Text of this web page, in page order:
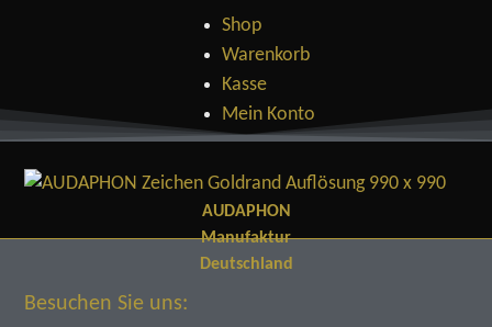
Shop
Warenkorb
Kasse
Mein Konto
AUDAPHON
Manufaktur
Deutschland
Besuchen Sie uns: